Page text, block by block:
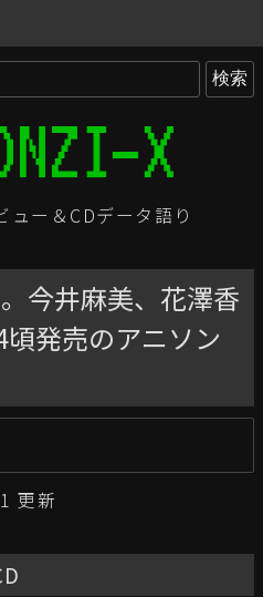
ュー＆CDデータ語り
今井麻美、花澤香
発売のアニソン
更新